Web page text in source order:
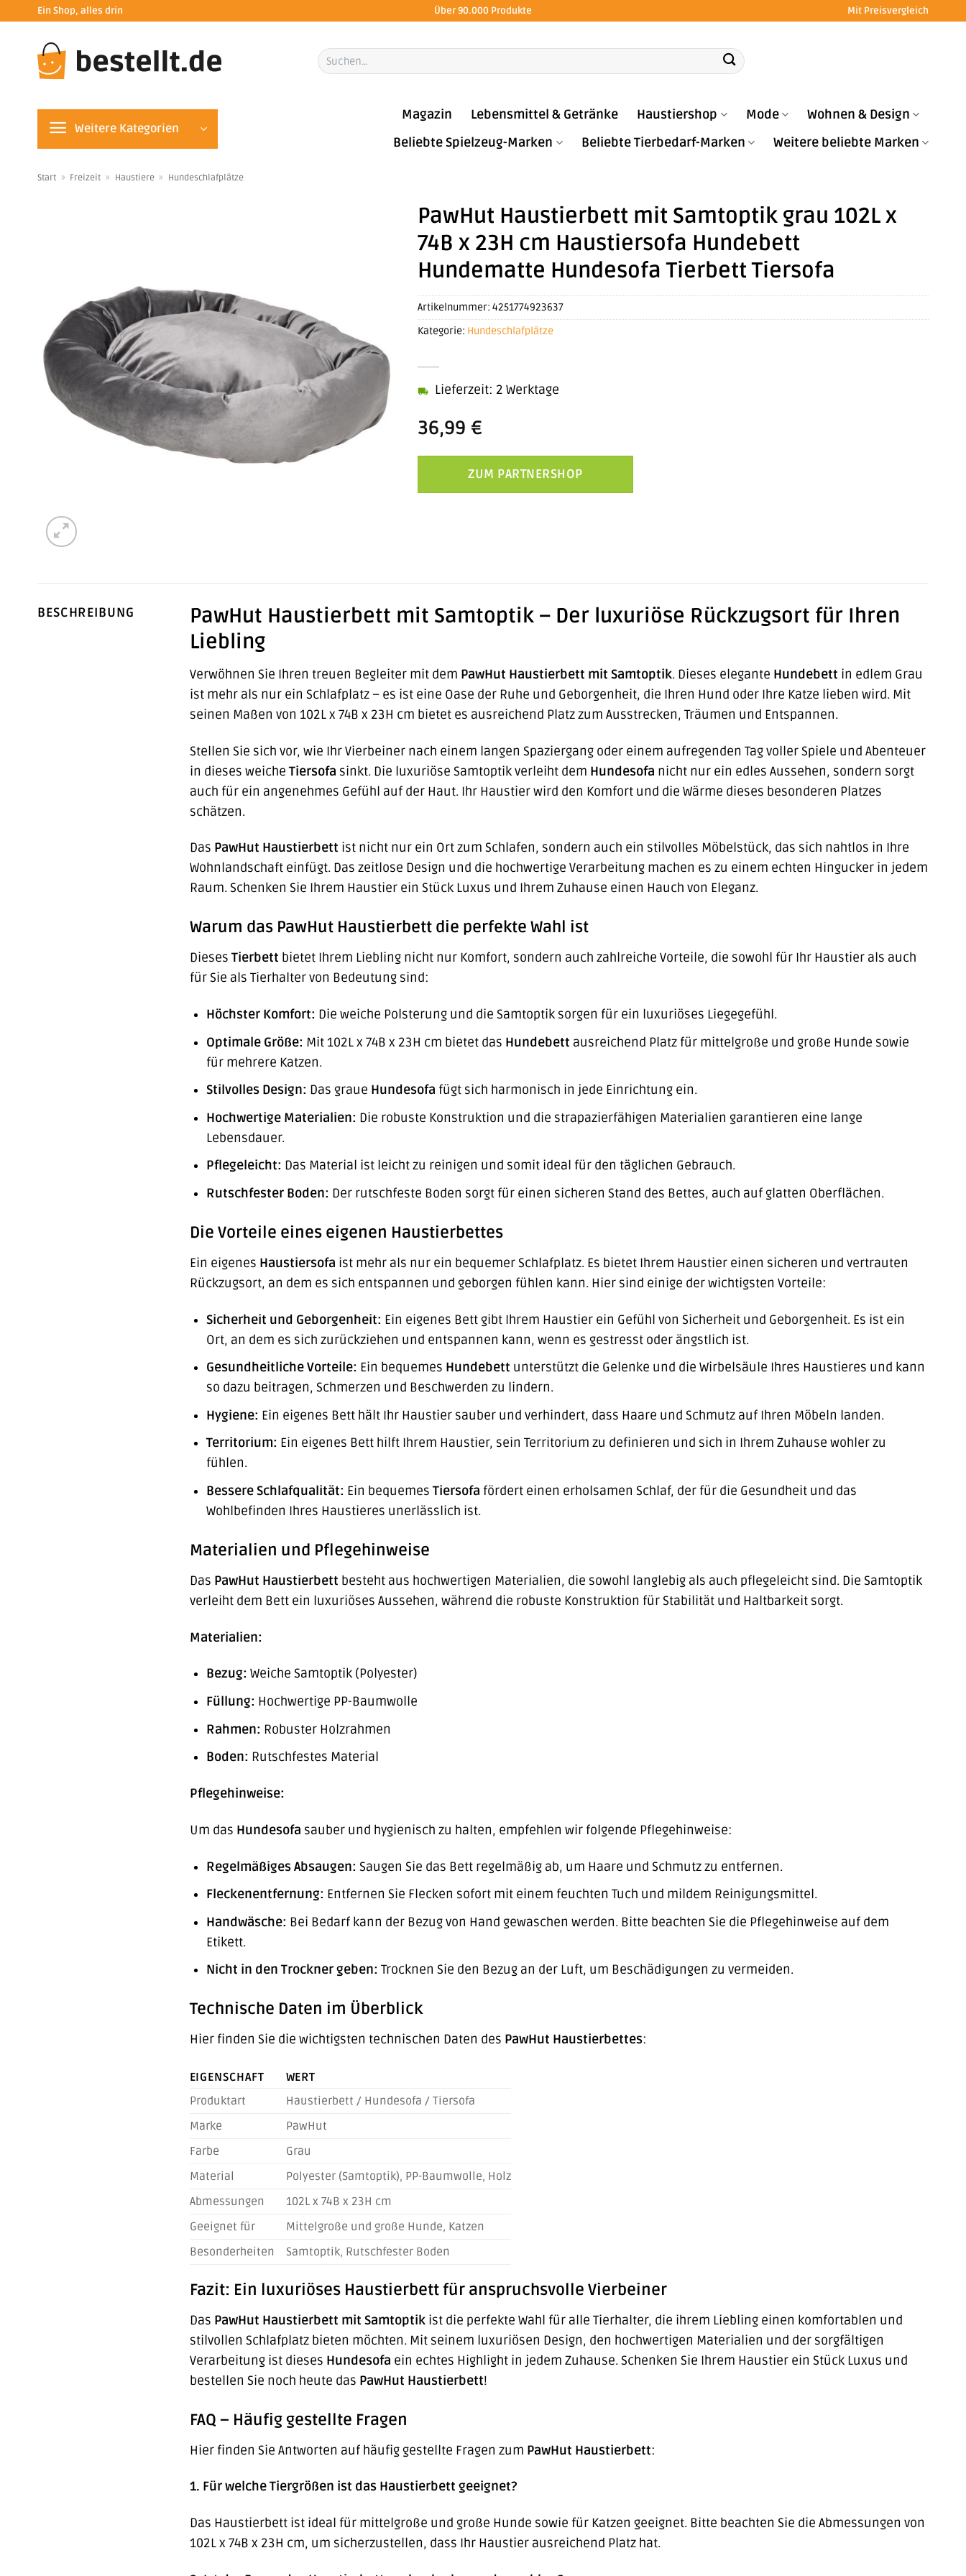
springen
Ein Shop, alles drin Über 90.000 Produkte Mit Preisvergleich
Suchen
nach:
Weitere Kategorien
Magazin Lebensmittel & Getränke Haustiershop Mode
Wohnen & Design
Beliebte Spielzeug-Marken
Beliebte Tierbedarf-Marken Weitere beliebte Marken
Start » Freizeit » Haustiere » Hundeschlafplätze
PawHut Haustierbett mit Samtoptik grau 102L x
74B x 23H cm Haustiersofa Hundebett
Hundematte Hundesofa Tierbett Tiersofa
36,99 €
Lieferzeit: 2 Werktage
ZUM PARTNERSHOP
Artikelnummer:4251774923637
Kategorie: Hundeschlafplätze
BESCHREIBUNG
PawHut Haustierbett mit Samtoptik – Der luxuriöse Rückzugsort für Ihren
Liebling
Verwöhnen Sie Ihren treuen Begleiter mit dem PawHut Haustierbett mit Samtoptik. Dieses elegante Hundebett in edlem Grau
ist mehr als nur ein Schlafplatz – es ist eine Oase der Ruhe und Geborgenheit, die Ihren Hund oder Ihre Katze lieben wird. Mit
seinen Maßen von 102L x 74B x 23H cm bietet es ausreichend Platz zum Ausstrecken, Träumen und Entspannen.
Stellen Sie sich vor, wie Ihr Vierbeiner nach einem langen Spaziergang oder einem aufregenden Tag voller Spiele und Abenteuer
in dieses weicheTiersofa sinkt. Die luxuriöse Samtoptik verleiht dem Hundesofa nicht nur ein edles Aussehen, sondern sorgt
auch für ein angenehmes Gefühl auf der Haut. Ihr Haustier wird den Komfort und die Wärme dieses besonderen Platzes
schätzen.
Das PawHut Haustierbett ist nicht nur ein Ort zum Schlafen, sondern auch ein stilvolles Möbelstück, das sich nahtlos in Ihre
Wohnlandschaft einfügt. Das zeitlose Design und die hochwertige Verarbeitung machen es zu einem echten Hingucker in jedem
Raum. Schenken Sie Ihrem Haustier ein Stück Luxus und Ihrem Zuhause einen Hauch von Eleganz.
Warum das PawHut Haustierbett die perfekte Wahl ist
DiesesTierbett bietet Ihrem Liebling nicht nur Komfort, sondern auch zahlreiche Vorteile, die sowohl für Ihr Haustier als auch
für Sie als Tierhalter von Bedeutung sind:
Höchster Komfort: Die weiche Polsterung und die Samtoptik sorgen für ein luxuriöses Liegegefühl.
Optimale Größe: Mit 102L x 74B x 23H cm bietet das Hundebett ausreichend Platz für mittelgroße und große Hunde sowie
für mehrere Katzen.
Stilvolles Design: Das graue Hundesofa fügt sich harmonisch in jede Einrichtung ein.
Hochwertige Materialien: Die robuste Konstruktion und die strapazierfähigen Materialien garantieren eine lange
Lebensdauer.
Pflegeleicht: Das Material ist leicht zu reinigen und somit ideal für den täglichen Gebrauch.
Rutschfester Boden: Der rutschfeste Boden sorgt für einen sicheren Stand des Bettes, auch auf glatten Oberflächen.
Die Vorteile eines eigenen Haustierbettes
Ein eigenes Haustiersofa ist mehr als nur ein bequemer Schlafplatz. Es bietet Ihrem Haustier einen sicheren und vertrauten
Rückzugsort, an dem es sich entspannen und geborgen fühlen kann. Hier sind einige der wichtigsten Vorteile:
Sicherheit und Geborgenheit: Ein eigenes Bett gibt Ihrem Haustier ein Gefühl von Sicherheit und Geborgenheit. Es ist ein
Ort, an dem es sich zurückziehen und entspannen kann, wenn es gestresst oder ängstlich ist.
Gesundheitliche Vorteile: Ein bequemes Hundebett unterstützt die Gelenke und die Wirbelsäule Ihres Haustieres und kann
so dazu beitragen, Schmerzen und Beschwerden zu lindern.
Hygiene: Ein eigenes Bett hält Ihr Haustier sauber und verhindert, dass Haare und Schmutz auf Ihren Möbeln landen.
Territorium: Ein eigenes Bett hilft Ihrem Haustier, sein Territorium zu definieren und sich in Ihrem Zuhause wohler zu
fühlen.
Bessere Schlafqualität: Ein bequemesTiersofa fördert einen erholsamen Schlaf, der für die Gesundheit und das
Wohlbefinden Ihres Haustieres unerlässlich ist.
Materialien und Pflegehinweise
Das PawHut Haustierbett besteht aus hochwertigen Materialien, die sowohl langlebig als auch pflegeleicht sind. Die Samtoptik
verleiht dem Bett ein luxuriöses Aussehen, während die robuste Konstruktion für Stabilität und Haltbarkeit sorgt.
Materialien:
Bezug: Weiche Samtoptik (Polyester)
Füllung: Hochwertige PP-Baumwolle
Rahmen: Robuster Holzrahmen
Boden: Rutschfestes Material
Pflegehinweise:
Um das Hundesofa sauber und hygienisch zu halten, empfehlen wir folgende Pflegehinweise:
Regelmäßiges Absaugen: Saugen Sie das Bett regelmäßig ab, um Haare und Schmutz zu entfernen.
Fleckenentfernung: Entfernen Sie Flecken sofort mit einem feuchten Tuch und mildem Reinigungsmittel.
Handwäsche: Bei Bedarf kann der Bezug von Hand gewaschen werden. Bitte beachten Sie die Pflegehinweise auf dem
Etikett.
Nicht in den Trockner geben: Trocknen Sie den Bezug an der Luft, um Beschädigungen zu vermeiden.
Technische Daten im Überblick
Hier finden Sie die wichtigsten technischen Daten des PawHut Haustierbettes:
EIGENSCHAFT
WERT
Produktart
Haustierbett / Hundesofa / Tiersofa
Marke
PawHut
Farbe
Grau
Material
Polyester (Samtoptik), PP-Baumwolle, Holz
Abmessungen
102L x 74B x 23H cm
Geeignet für
Mittelgroße und große Hunde, Katzen
Besonderheiten
Samtoptik, Rutschfester Boden
Fazit: Ein luxuriöses Haustierbett für anspruchsvolle Vierbeiner
Das PawHut Haustierbett mit Samtoptikist die perfekte Wahl für alle Tierhalter, die ihrem Liebling einen komfortablen und
stilvollen Schlafplatz bieten möchten. Mit seinem luxuriösen Design, den hochwertigen Materialien und der sorgfältigen
Verarbeitung ist dieses Hundesofa ein echtes Highlight in jedem Zuhause. Schenken Sie Ihrem Haustier ein Stück Luxus und
bestellen Sie noch heute das PawHut Haustierbett!
FAQ – Häufig gestellte Fragen
Hier finden Sie Antworten auf häufig gestellte Fragen zum PawHut Haustierbett:
1. Für welche Tiergrößen ist das Haustierbett geeignet?
Das Haustierbett ist ideal für mittelgroße und große Hunde sowie für Katzen geeignet. Bitte beachten Sie die Abmessungen von
102L x 74B x 23H cm, um sicherzustellen, dass Ihr Haustier ausreichend Platz hat.